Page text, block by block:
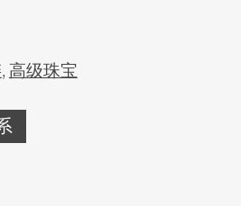
, 高级珠宝